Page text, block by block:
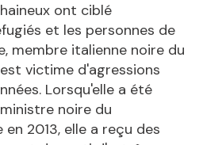
ont ciblé
et les personnes de
membre italienne noire du
victime d'agressions
Lorsqu'elle a été
noire du
2013, elle a reçu des